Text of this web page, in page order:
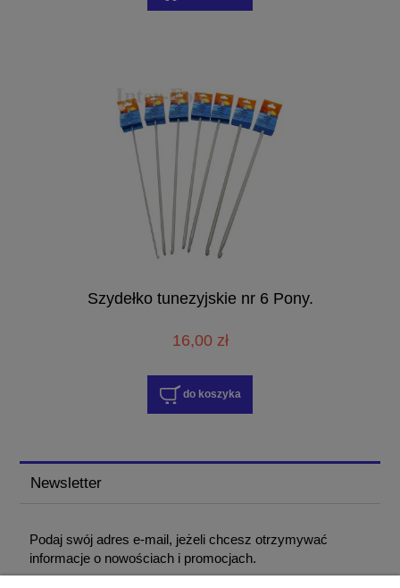
Szydełko tunezyjskie nr 6 Pony.
16,00 zł
do koszyka
Newsletter
Podaj swój adres e-mail, jeżeli chcesz otrzymywać
informacje o nowościach i promocjach.